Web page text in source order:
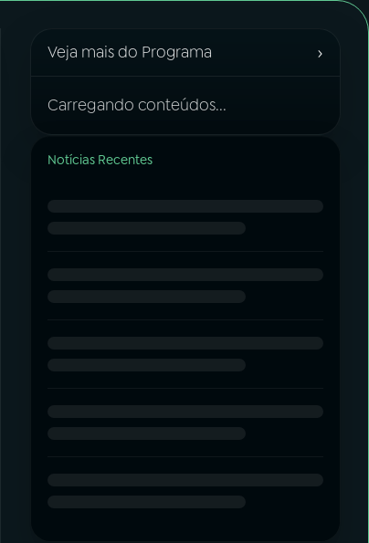
Veja mais do Programa ›
Carregando conteúdos...
Notícias Recentes